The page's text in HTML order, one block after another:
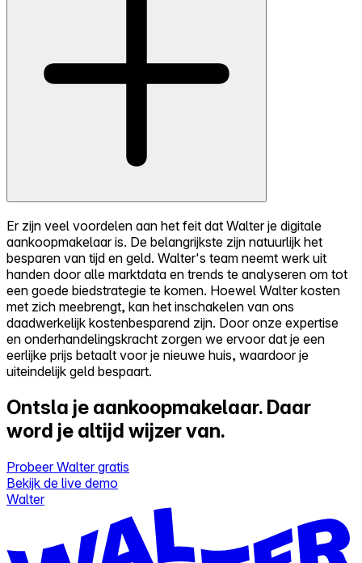
Er zijn veel voordelen aan het feit dat Walter je digitale
aankoopmakelaar is. De belangrijkste zijn natuurlijk het
besparen van tijd en geld. Walter's team neemt werk uit
handen door alle marktdata en trends te analyseren om tot
een goede biedstrategie te komen. Hoewel Walter kosten
met zich meebrengt, kan het inschakelen van ons
daadwerkelijk kostenbesparend zijn. Door onze expertise
en onderhandelingskracht zorgen we ervoor dat je een
eerlijke prijs betaalt voor je nieuwe huis, waardoor je
uiteindelijk geld bespaart.
Ontsla je aankoopmakelaar. Daar
word je altijd wijzer van.
Probeer Walter gratis
Bekijk de live demo
Walter